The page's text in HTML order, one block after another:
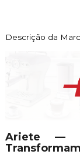
Descrição da
Ariete —